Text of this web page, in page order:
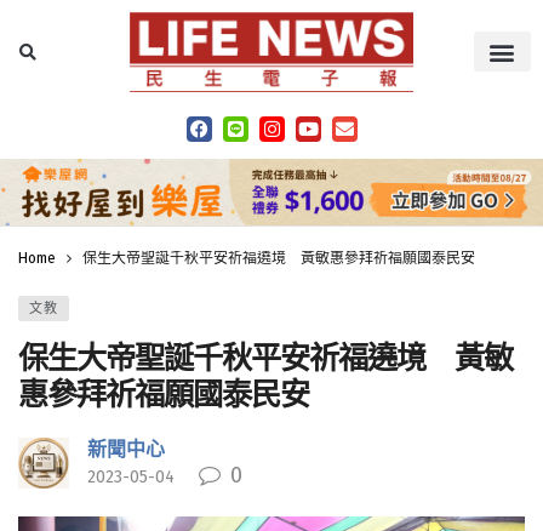
Home 保生大帝聖誕千秋平安祈福遶境 黃敏惠參拜祈福願國泰民安
文教
保生大帝聖誕千秋平安祈福遶境 黃敏
惠參拜祈福願國泰民安
新聞中心
2023-05-04 0